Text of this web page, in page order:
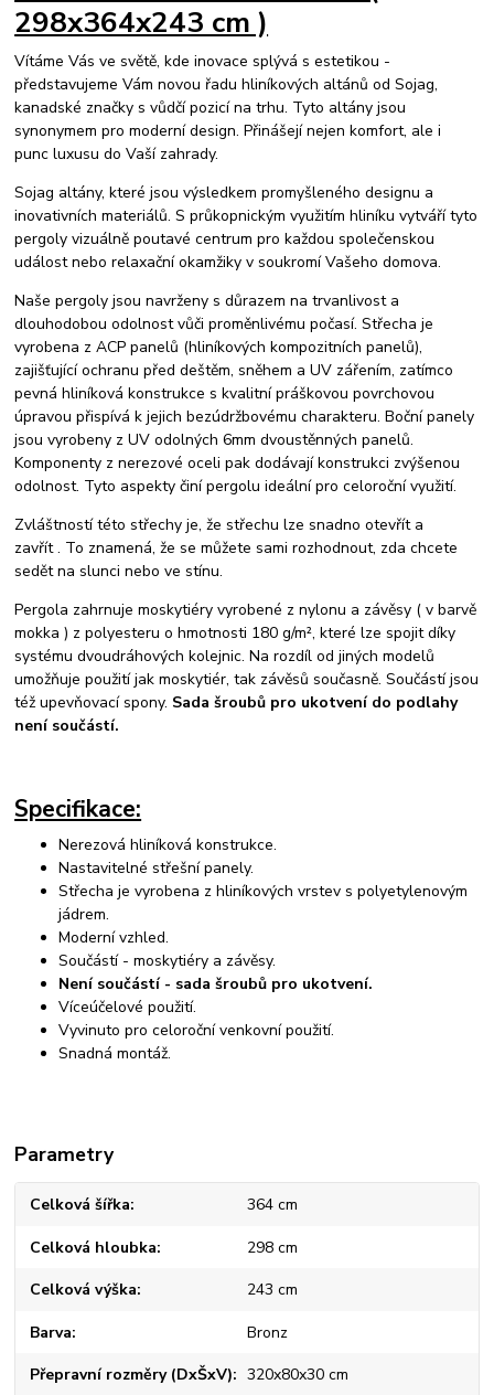
298x364x243 cm )
Vítáme Vás ve světě, kde inovace splývá s estetikou -
představujeme Vám novou řadu hliníkových altánů od Sojag,
kanadské značky s vůdčí pozicí na trhu. Tyto altány jsou
synonymem pro moderní design. Přinášejí nejen komfort, ale i
punc luxusu do Vaší zahrady.
Sojag altány, které jsou výsledkem promyšleného designu a
inovativních materiálů. S průkopnickým využitím hliníku vytváří tyto
pergoly vizuálně poutavé centrum pro každou společenskou
událost nebo relaxační okamžiky v soukromí Vašeho domova.
Naše pergoly jsou navrženy s důrazem na trvanlivost a
dlouhodobou odolnost vůči proměnlivému počasí. Střecha je
vyrobena z ACP panelů (hliníkových kompozitních panelů),
zajišťující ochranu před deštěm, sněhem a UV zářením, zatímco
pevná hliníková konstrukce s kvalitní práškovou povrchovou
úpravou přispívá k jejich bezúdržbovému charakteru. Boční panely
jsou vyrobeny z UV odolných 6mm dvoustěnných panelů.
Komponenty z nerezové oceli pak dodávají konstrukci zvýšenou
odolnost. Tyto aspekty činí pergolu ideální pro celoroční využití.
Zvláštností tétostřechy je, žestřechulzesnadnootevřít a
zavřít. To znamená, že se můžete sami rozhodnout, zda chcete
sedět na slunci nebo ve stínu.
Pergola zahrnuje moskytiéry vyrobené z nylonu a závěsy ( v barvě
mokka ) z polyesteru o hmotnosti 180 g/m², které lze spojit díky
systému dvoudráhových kolejnic. Na rozdíl od jiných modelů
umožňuje použití jak moskytiér, tak závěsů současně. Součástí jsou
též upevňovací spony. Sada šroubů pro ukotvení do podlahy
není součástí.
Specifikace:
Nerezová hliníková konstrukce.
Nastavitelné střešní panely.
Střecha je vyrobena z hliníkových vrstev s polyetylenovým
jádrem.
Moderní vzhled.
Součástí - moskytiéry a závěsy.
Není součástí - sada šroubů pro ukotvení.
Víceúčelové použití.
Vyvinuto pro celoroční venkovní použití.
Snadná montáž.
Parametry
Celková šířka 364 cm
Celková hloubka 298 cm
Celková výška 243 cm
Barva Bronz
Přepravní rozměry (DxŠxV) 320x80x30 cm